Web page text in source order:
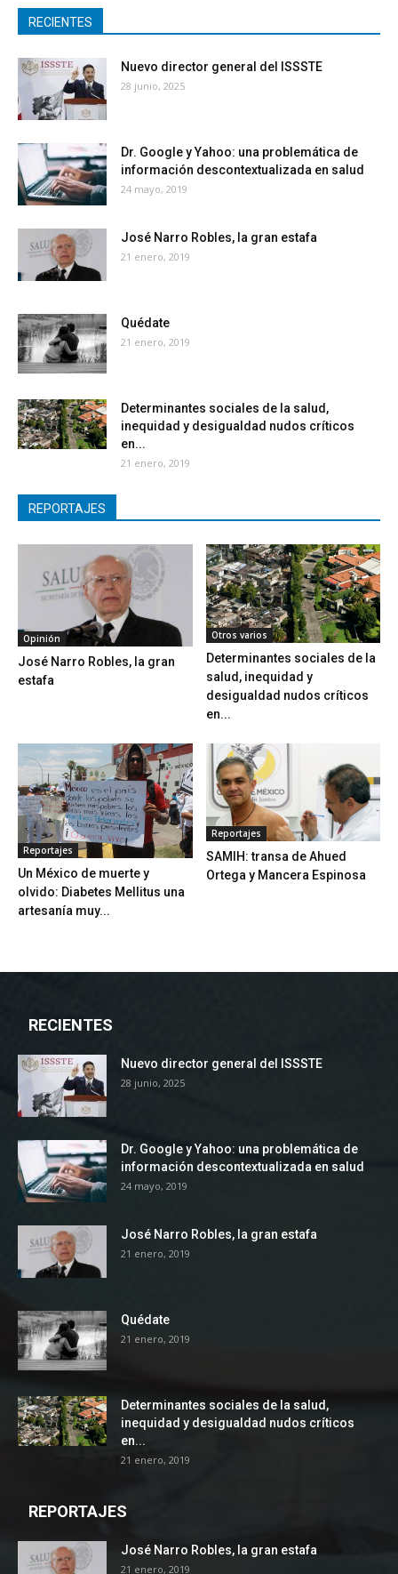
RECIENTES
Nuevo director general del ISSSTE
28 junio, 2025
Dr. Google y Yahoo: una problemática de
información descontextualizada en salud
24 mayo, 2019
José Narro Robles, la gran estafa
21 enero, 2019
Quédate
21 enero, 2019
Determinantes sociales de la salud,
inequidad y desigualdad nudos críticos
en...
21 enero, 2019
REPORTAJES
Opinión
José Narro Robles, la gran
estafa
Otros varios
Determinantes sociales de la
salud, inequidad y
desigualdad nudos críticos
en...
Reportajes
Un México de muerte y
olvido: Diabetes Mellitus una
artesanía muy...
Reportajes
SAMIH: transa de Ahued
Ortega y Mancera Espinosa
RECIENTES
Nuevo director general del ISSSTE
28 junio, 2025
Dr. Google y Yahoo: una problemática de
información descontextualizada en salud
24 mayo, 2019
José Narro Robles, la gran estafa
21 enero, 2019
Quédate
21 enero, 2019
Determinantes sociales de la salud,
inequidad y desigualdad nudos críticos
en...
21 enero, 2019
REPORTAJES
José Narro Robles, la gran estafa
21 enero, 2019